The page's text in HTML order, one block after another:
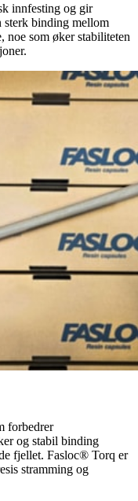
innfesting og gir
sterk binding mellom
noe som øker stabiliteten
forbedrer
og stabil binding
fjellet. Fasloc® Torq er
stramming og